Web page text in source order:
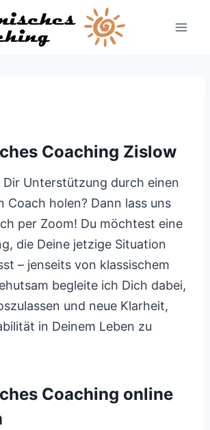
Coaching Zislow
Unterstützung durch einen
Coach holen? Dann lass uns
per Zoom! Du möchtest eine
die Deine jetzige Situation
– jenseits von klassischem
begleite ich Dich dabei,
und neue Klarheit,
in Deinem Leben zu
Coaching online